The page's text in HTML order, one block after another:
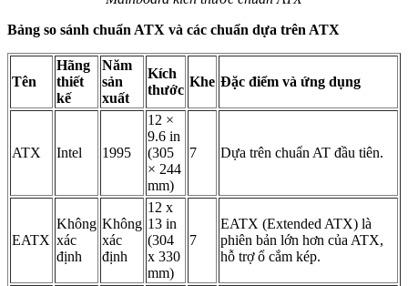
Bảng so sánh chuẩn ATX và các chuẩn dựa trên ATX
Tên
Hãng
thiết
kế
Năm
sản
xuất
Kích
thước
Khe Đặc điểm và ứng dụng
ATX Intel 1995
12 ×
9.6 in
(305
× 244
mm)
7 Dựa trên chuẩn AT đầu tiên.
EATX
Không
xác
định
Không
xác
định
12 x
13 in
(304
x 330
mm)
7
EATX (Extended ATX) là
phiên bản lớn hơn của ATX,
hỗ trợ ổ cắm kép.